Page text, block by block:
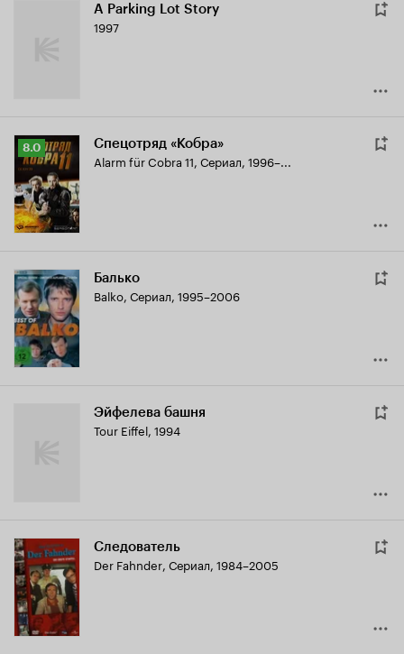
A Parking Lot Story
1997
Рейтинг
Кинопоиска
8.0
8.0 Спецотряд «Кобра»
Alarm für Cobra 11, Сериал, 1996–...
Балько
Balko, Сериал, 1995–2006
Эйфелева башня
Tour Eiffel, 1994
Следователь
Der Fahnder, Сериал, 1984–2005